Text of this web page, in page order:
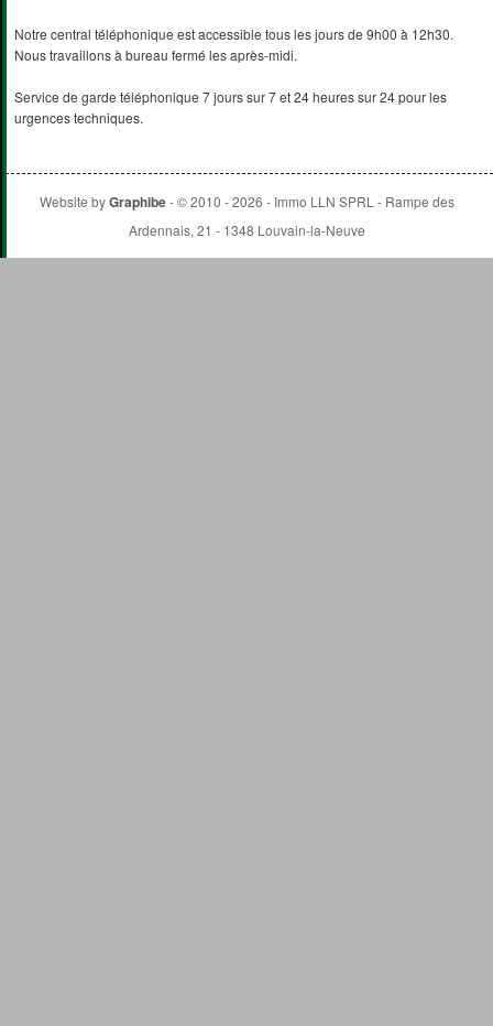
Notre central téléphonique est accessible tous les jours de 9h00 à 12h30.
Nous travaillons à bureau fermé les après-midi.
Service de garde téléphonique 7 jours sur 7 et 24 heures sur 24 pour les
urgences techniques.
Website byGraphibe- © 2010 - 2026 - Immo LLN SPRL - Rampe des
Ardennais, 21 - 1348 Louvain-la-Neuve